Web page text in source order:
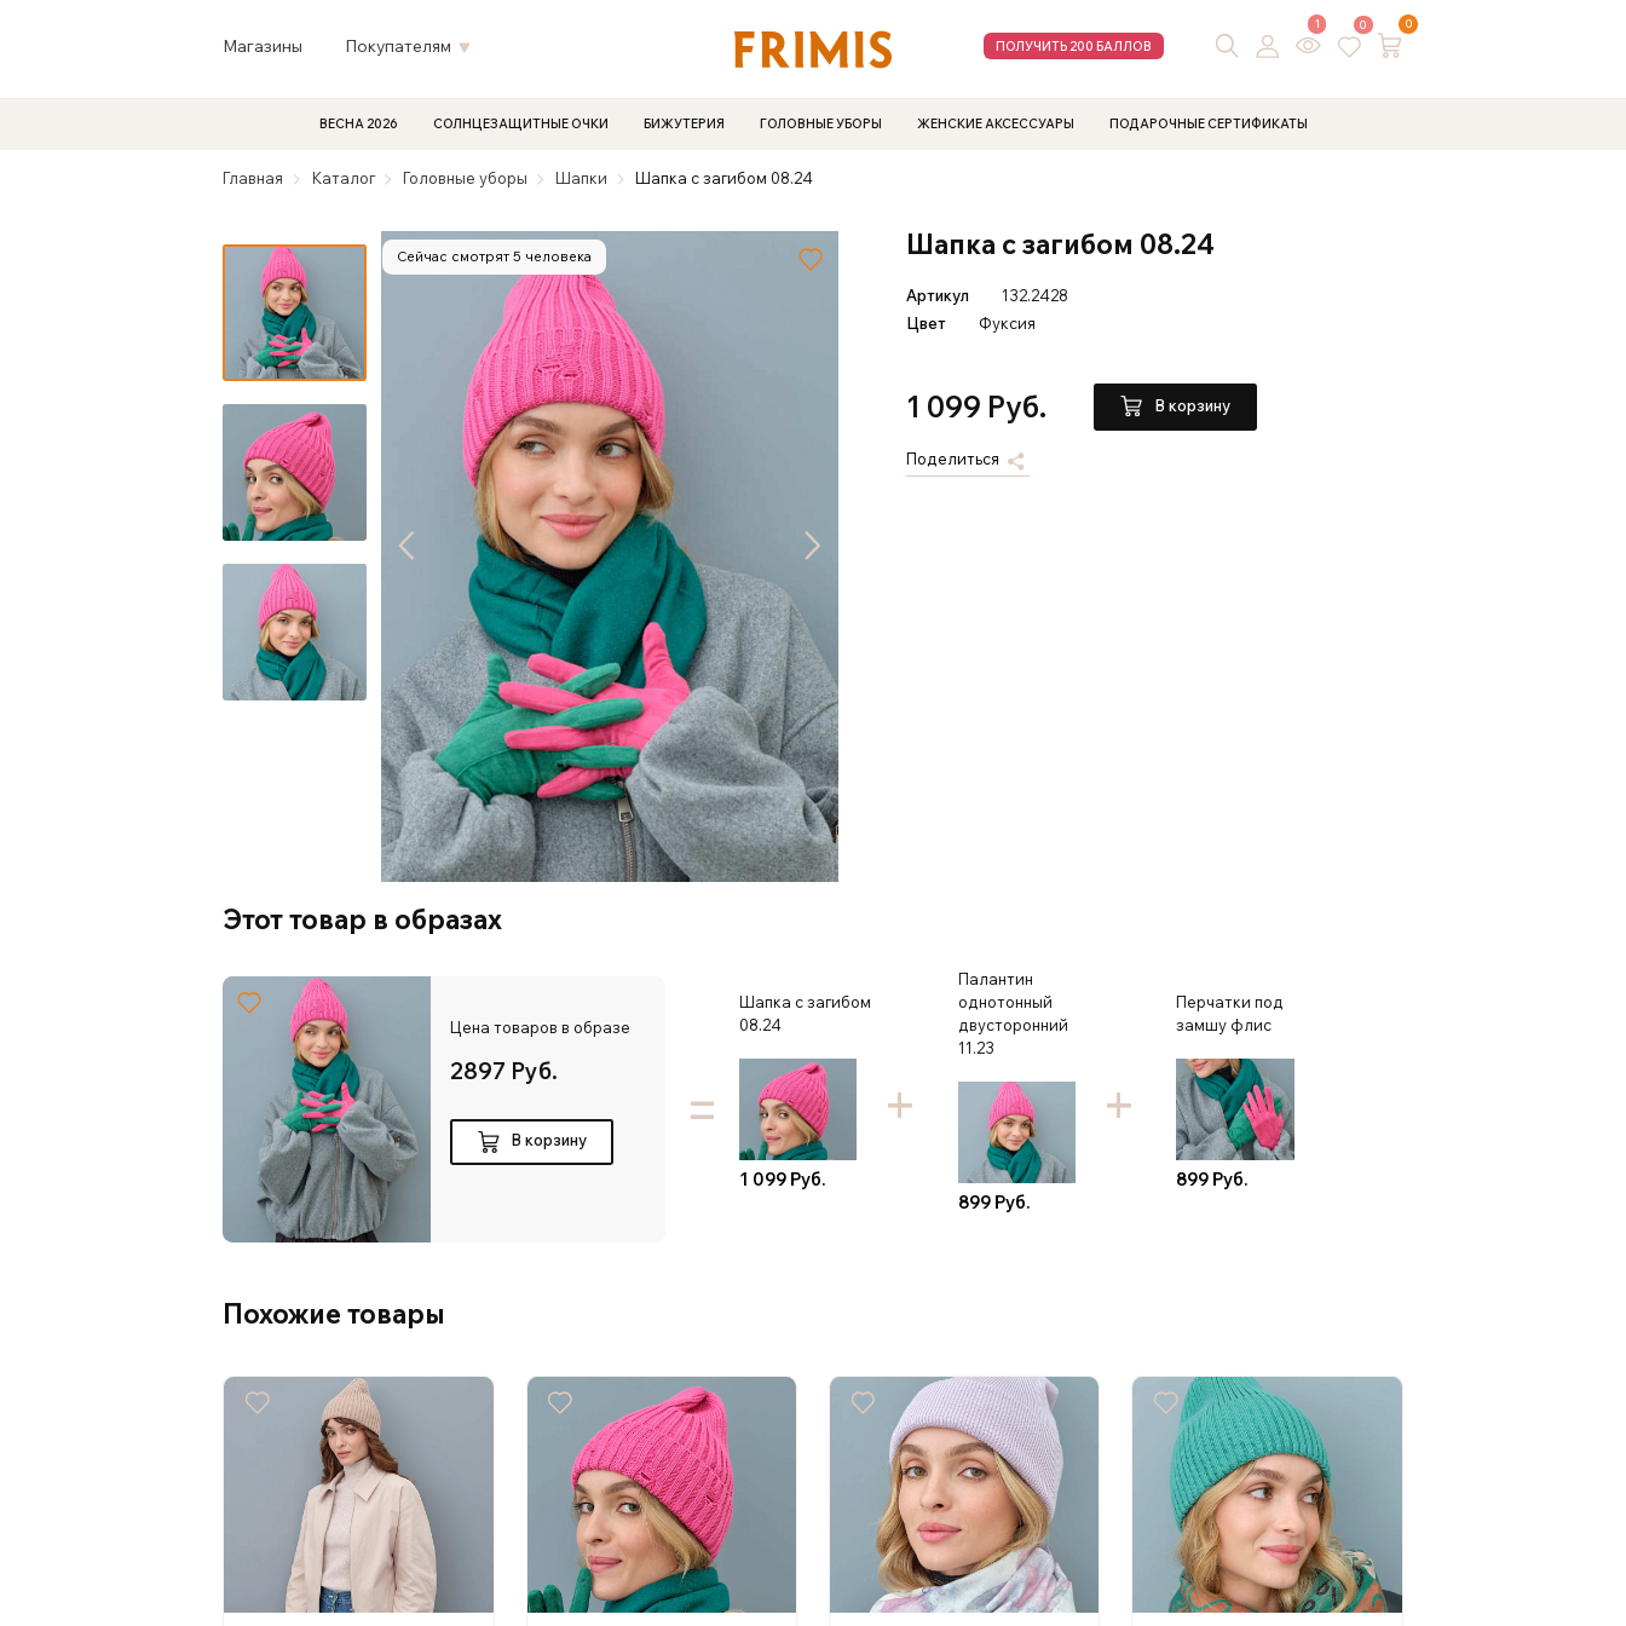
Магазины Покупателям ПОЛУЧИТЬ 200 БАЛЛОВ
1 0 0
ВЕСНА 2026 СОЛНЦЕЗАЩИТНЫЕ ОЧКИ БИЖУТЕРИЯ ГОЛОВНЫЕ УБОРЫ ЖЕНСКИЕ АКСЕССУАРЫ ПОДАРОЧНЫЕ СЕРТИФИКАТЫ
Главная Каталог Головные уборы Шaпки Шапка с загибом 08.24
Сейчас смотрят 5 человека Шапка с загибом 08.24
Артикул
132.2428
Цвет
Фуксия
1 099 Руб. В корзину
Поделиться
Этот товар в образах
Цена товаров в образе
2897 Руб.
В корзину =
Шапка с загибом
08.24
1 099 Руб.
Палантин
однотонный
двусторонний
11.23
899 Руб.
Перчатки под
замшу флис
899 Руб.
Похожие товары